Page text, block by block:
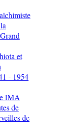
et
- 1954
IMA
de
de